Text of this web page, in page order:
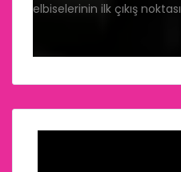
elbiselerinin ilk çıkış noktası